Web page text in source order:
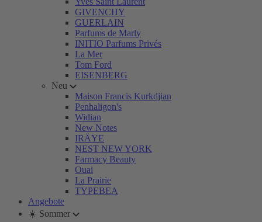
GIVENCHY
GUERLAIN
Parfums de Marly
INITIO Parfums Privés
La Mer
Tom Ford
EISENBERG
Neu
Maison Francis Kurkdjian
Penhaligon's
Widian
New Notes
IRÄYE
NEST NEW YORK
Farmacy Beauty
Ouai
La Prairie
TYPEBEA
Angebote
☀️ Sommer